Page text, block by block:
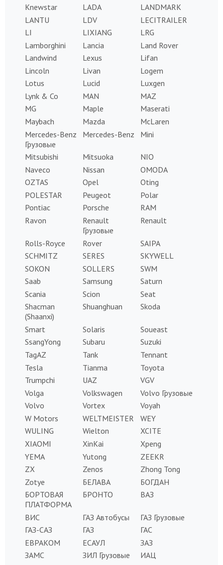
Knewstar
LADA
LANDMARK
LANTU
LDV
LECITRAILER
LI
LIXIANG
LRG
Lamborghini
Lancia
Land Rover
Landwind
Lexus
Lifan
Lincoln
Livan
Logem
Lotus
Lucid
Luxgen
Lynk & Co
MAN
MAZ
MG
Maple
Maserati
Maybach
Mazda
McLaren
Mercedes-Benz
Грузовые
Mercedes-Benz Mini
Mitsubishi Mitsuoka
NIO
Naveco
Nissan
OMODA
OZTAS
Opel
Oting
POLESTAR
Peugeot
Polar
Pontiac
Porsche
RAM
Ravon
Renault
Грузовые
Renault
Rolls-Royce Rover
SAIPA
SCHMITZ
SERES
SKYWELL
SOKON
SOLLERS
SWM
Saab
Samsung
Saturn
Scania
Scion
Seat
Shacman
(Shaanxi)
Shuanghuan Skoda
Smart Solaris
Soueast
SsangYong
Subaru
Suzuki
TagAZ
Tank
Tennant
Tesla
Tianma
Toyota
Trumpchi
UAZ
VGV
Volga
Volkswagen
Volvo Грузовые
Volvo
Vortex
Voyah
W Motors
WELTMEISTER
WEY
WULING
Wielton
XCITE
XIAOMI
XinKai
Xpeng
YEMA
Yutong
ZEEKR
ZX
Zenos
Zhong Tong
Zotye
БЕЛАВА
БОГДАН
БОРТОВАЯ
ПЛАТФОРМА
БРОНТО ВАЗ
ВИС ГАЗ Автобусы
ГАЗ Грузовые
ГАЗ-САЗ
ГАЗ
ГАС
ЕВРАКОМ
ЕСАУЛ
ЗАЗ
ЗАМС
ЗИЛ Грузовые
ИАЦ